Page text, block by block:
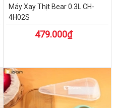
Máy Xay Thịt Bear 0.3L CH-
4H02S
479.000₫